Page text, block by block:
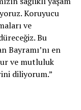
Koruyucu
ve
Bu
Bayramı’nı en
ve mutluluk
diliyorum.”